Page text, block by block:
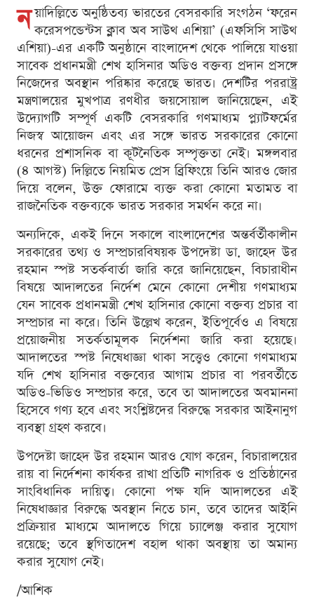
ন য়াদিল্লিতে অনুষ্ঠিতব্য ভারতের বেসরকারি সংগঠন ‘ফরেন
করেসপন্ডেন্টস ক্লাব অব সাউথ এশিয়া’ (এফসিসি সাউথ
এশিয়া)-এর একটি অনুষ্ঠানে বাংলাদেশ থেকে পালিয়ে যাওয়া
সাবেক প্রধানমন্ত্রী শেখ হাসিনার অডিও বক্তব্য প্রদান প্রসঙ্গে
নিজেদের অবস্থান পরিষ্কার করেছে ভারত। দেশটির পররাষ্ট্র
মন্ত্রণালয়ের মুখপাত্র রণধীর জয়সোয়াল জানিয়েছেন, এই
উদ্যোগটি সম্পূর্ণ একটি বেসরকারি গণমাধ্যম প্ল্যাটফর্মের
নিজস্ব আয়োজন এবং এর সঙ্গে ভারত সরকারের কোনো
ধরনের প্রশাসনিক বা কূটনৈতিক সম্পৃক্ততা নেই। মঙ্গলবার
(৪ আগস্ট) দিল্লিতে নিয়মিত প্রেস ব্রিফিংয়ে তিনি আরও জোর
দিয়ে বলেন, উক্ত ফোরামে ব্যক্ত করা কোনো মতামত বা
রাজনৈতিক বক্তব্যকে ভারত সরকার সমর্থন করে না।
অন্যদিকে, একই দিনে সকালে বাংলাদেশের অন্তর্বর্তীকালীন
সরকারের তথ্য ও সম্প্রচারবিষয়ক উপদেষ্টা ডা. জাহেদ উর
রহমান স্পষ্ট সতর্কবার্তা জারি করে জানিয়েছেন, বিচারাধীন
বিষয়ে আদালতের নির্দেশ মেনে কোনো দেশীয় গণমাধ্যম
যেন সাবেক প্রধানমন্ত্রী শেখ হাসিনার কোনো বক্তব্য প্রচার বা
সম্প্রচার না করে। তিনি উল্লেখ করেন, ইতিপূর্বেও এ বিষয়ে
প্রয়োজনীয় সতর্কতামূলক নির্দেশনা জারি করা হয়েছে।
আদালতের স্পষ্ট নিষেধাজ্ঞা থাকা সত্ত্বেও কোনো গণমাধ্যম
যদি শেখ হাসিনার বক্তব্যের আগাম প্রচার বা পরবর্তীতে
অডিও-ভিডিও সম্প্রচার করে, তবে তা আদালতের অবমাননা
হিসেবে গণ্য হবে এবং সংশ্লিষ্টদের বিরুদ্ধে সরকার আইনানুগ
ব্যবস্থা গ্রহণ করবে।
উপদেষ্টা জাহেদ উর রহমান আরও যোগ করেন, বিচারালয়ের
রায় বা নির্দেশনা কার্যকর রাখা প্রতিটি নাগরিক ও প্রতিষ্ঠানের
সাংবিধানিক দায়িত্ব। কোনো পক্ষ যদি আদালতের এই
নিষেধাজ্ঞার বিরুদ্ধে অবস্থান নিতে চান, তবে তাদের আইনি
প্রক্রিয়ার মাধ্যমে আদালতে গিয়ে চ্যালেঞ্জ করার সুযোগ
রয়েছে; তবে স্থগিতাদেশ বহাল থাকা অবস্থায় তা অমান্য
করার সুযোগ নেই।
/আশিক